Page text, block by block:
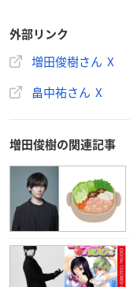
外部リンク
増田俊樹さん X
畠中祐さん X
増田俊樹の関連記事